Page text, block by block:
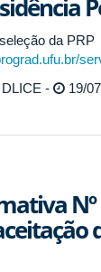
da PRP
-
19/
Nº